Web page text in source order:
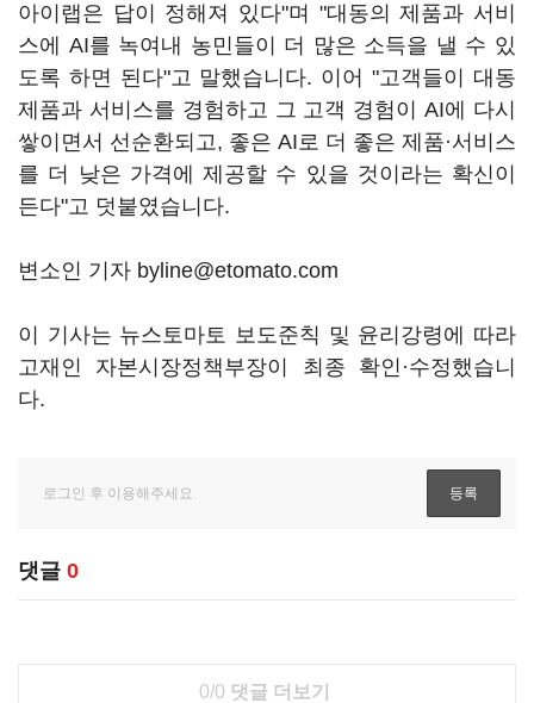
아이랩은 답이 정해져 있다"며 "대동의 제품과 서비
스에 AI를 녹여내 농민들이 더 많은 소득을 낼 수 있
도록 하면 된다"고 말했습니다. 이어 "고객들이 대동
제품과 서비스를 경험하고 그 고객 경험이 AI에 다시
쌓이면서 선순환되고, 좋은 AI로 더 좋은 제품·서비스
를 더 낮은 가격에 제공할 수 있을 것이라는 확신이
든다"고 덧붙였습니다.
변소인 기자 byline@etomato.com
이 기사는 뉴스토마토 보도준칙 및 윤리강령에 따라
고재인 자본시장정책부장이 최종 확인·수정했습니
다.
댓글 0
0/0 댓글 더보기